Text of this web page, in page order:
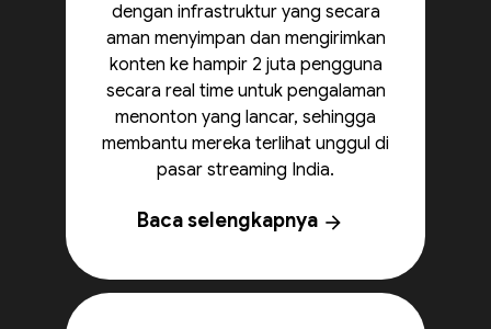
dengan infrastruktur yang secara
aman menyimpan dan mengirimkan
konten ke hampir 2 juta pengguna
secara real time untuk pengalaman
menonton yang lancar, sehingga
membantu mereka terlihat unggul di
pasar streaming India.
Baca selengkapnya arrow_forward